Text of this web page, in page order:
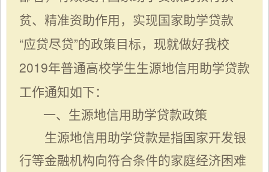
贫、精准资助作用，实现国家助学贷款
“应贷尽贷”的政策目标，现就做好我校
2019年普通高校学生生源地信用助学贷款
工作通知如下：
一、生源地信用助学贷款政策
生源地信用助学贷款是指国家开发银
行等金融机构向符合条件的家庭经济困难